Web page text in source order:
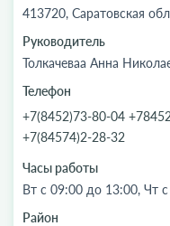
413720, Саратовская
Руководитель
Толкачеваа Анна
Телефон
+7(8452)73-80-04
+7(84574)2-28-32
Часы работы
Вт с 09:00 до 13:00, Чт
Район